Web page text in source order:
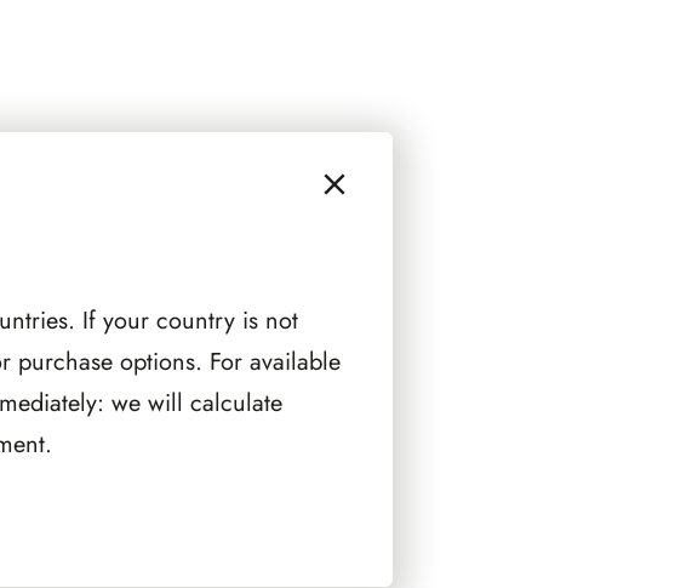
If your country is not
purchase options. For available
we will calculate